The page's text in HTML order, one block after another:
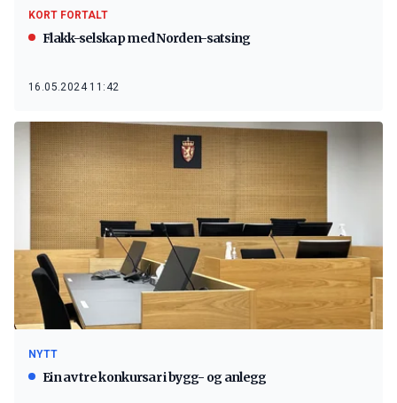
KORT FORTALT
Flakk-selskap med Norden-satsing
16.05.2024 11:42
NYTT
Ein av tre konkursar i bygg- og anlegg